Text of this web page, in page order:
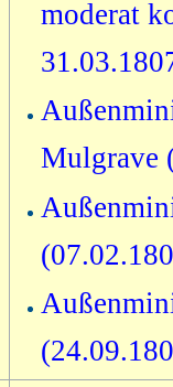
moderat
Mulgrave